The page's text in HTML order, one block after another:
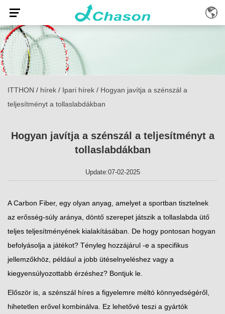
ITTHON / hírek / Ipari hírek / Hogyan javítja a szénszál a
teljesítményt a tollaslabdákban
Hogyan javítja a szénszál a teljesítményt a
tollaslabdákban
Update:07-02-2025
A Carbon Fiber, egy olyan anyag, amelyet a sportban tisztelnek
az erősség-súly aránya, döntő szerepet játszik a tollaslabda ütő
teljes teljesítményének kialakításában. De hogy pontosan hogyan
befolyásolja a játékot? Tényleg hozzájárul -e a specifikus
jellemzőkhöz, például a jobb ütéselnyeléshez vagy a
kiegyensúlyozottabb érzéshez? Bontjuk le.
Először is, a szénszál híres a figyelemre méltó könnyedségéről,
hihetetlen erővel kombinálva. Ez lehetővé teszi a gyártók